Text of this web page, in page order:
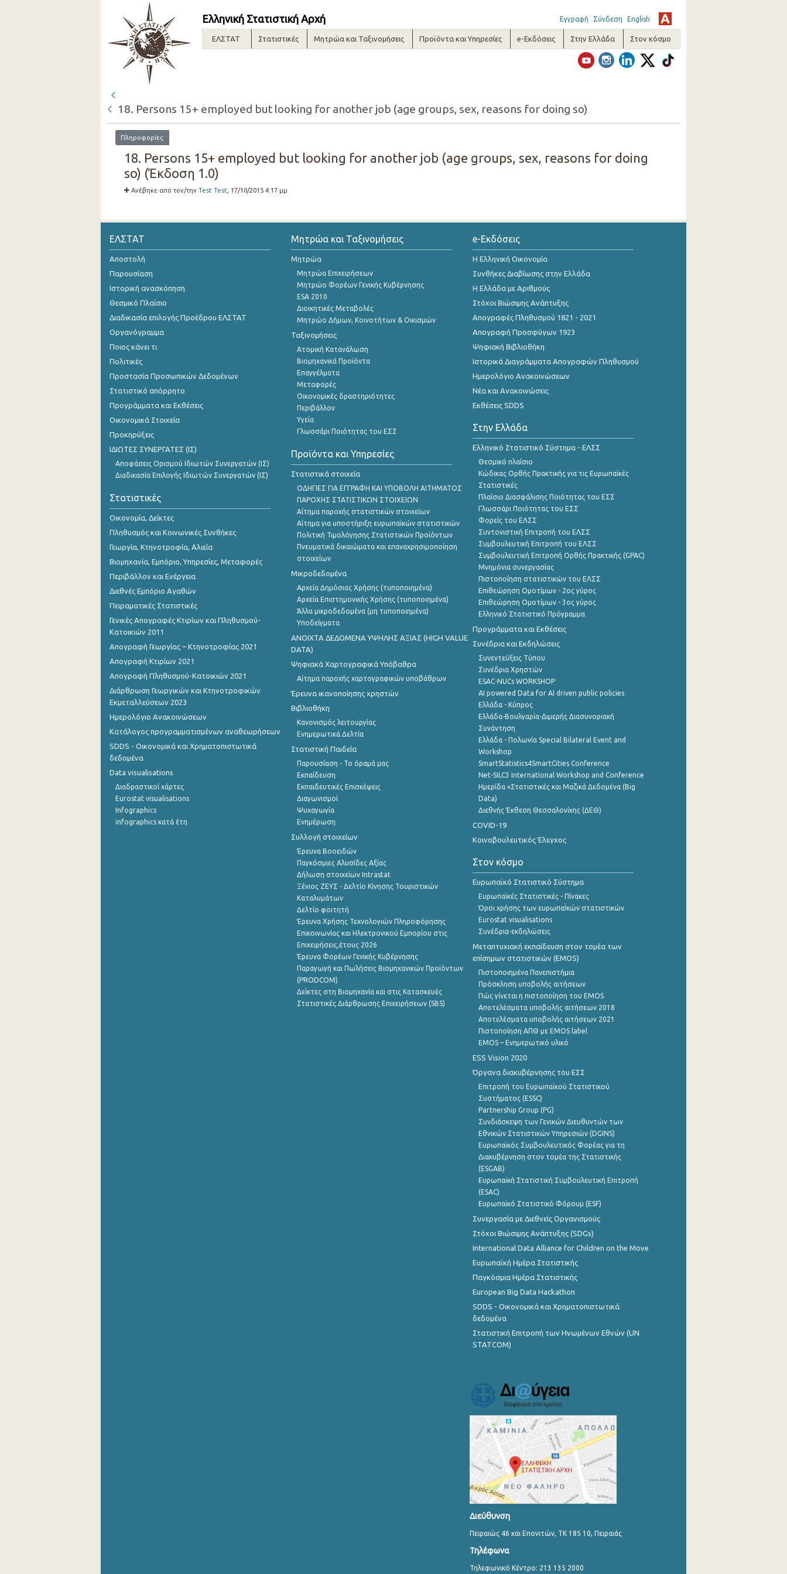
Ελληνική Στατιστική Αρχή Εγγραφή Σύνδεση English
ΕΛΣΤΑΤ Στατιστικές Μητρώα και Ταξινομήσεις Προϊόντα και Υπηρεσίες e-Εκδόσεις Στην Ελλάδα Στον κόσμο
18. Persons 15+ employed but looking for another job (age groups, sex, reasons for doing so)
Πληροφορίες
18. Persons 15+ employed but looking for another job (age groups, sex, reasons for doing
so) (Έκδοση 1.0)
Ανέβηκε από τον/την Test Test , 17/10/2015 4:17 μμ
ΕΛΣΤΑΤ
Αποστολή
Παρουσίαση
Ιστορική ανασκόπηση
Θεσμικό Πλαίσιο
Διαδικασία επιλογής Προέδρου ΕΛΣΤΑΤ
Οργανόγραμμα
Ποιος κάνει τι
Πολιτικές
Προστασία Προσωπικών Δεδομένων
Στατιστικό απόρρητο
Προγράμματα και Εκθέσεις
Οικονομικά Στοιχεία
Προκηρύξεις
ΙΔΙΩΤΕΣ ΣΥΝΕΡΓΑΤΕΣ (ΙΣ)
Αποφάσεις Ορισμού Ιδιωτών Συνεργατών (ΙΣ)
Διαδικασία Επιλογής Ιδιωτών Συνεργατών (ΙΣ)
Στατιστικές
Οικονομία, Δείκτες
Πληθυσμός και Κοινωνικές Συνθήκες
Γεωργία, Κτηνοτροφία, Αλιεία
Βιομηχανία, Εμπόριο, Υπηρεσίες, Μεταφορές
Περιβάλλον και Ενέργεια
Διεθνές Εμπόριο Αγαθών
Πειραματικές Στατιστικές
Γενικές Απογραφές Κτιρίων και Πληθυσμού-
Κατοικιών 2011
Απογραφή Γεωργίας – Κτηνοτροφίας 2021
Απογραφή Κτιρίων 2021
Απογραφή Πληθυσμού-Κατοικιών 2021
Διάρθρωση Γεωργικών και Κτηνοτροφικών
Εκμεταλλεύσεων 2023
Ημερολόγιο Ανακοινώσεων
Κατάλογος προγραμματισμένων αναθεωρήσεων
SDDS - Οικονομικά και Χρηματοπιστωτικά
δεδομένα
Data visualisations
Διαδραστικοί χάρτες
Eurostat visualisations
Infographics
infographics κατά έτη
Μητρώα και Ταξινομήσεις
Μητρώα
Μητρώα Επιχειρήσεων
Μητρώο Φορέων Γενικής Κυβέρνησης
ESA 2010
Διοικητικές Μεταβολές
Μητρώο Δήμων, Κοινοτήτων & Οικισμών
Ταξινομήσεις
Ατομική Κατανάλωση
Βιομηχανικά Προϊόντα
Επαγγέλματα
Μεταφορές
Οικονομικές δραστηριότητες
Περιβάλλον
Υγεία
Γλωσσάρι Ποιότητας του ΕΣΣ
Προϊόντα και Υπηρεσίες
Στατιστικά στοιχεία
ΟΔΗΓΙΕΣ ΓΙΑ ΕΓΓΡΑΦΗ ΚΑΙ ΥΠΟΒΟΛΗ ΑΙΤΗΜΑΤΟΣ
ΠΑΡΟΧΗΣ ΣΤΑΤΙΣΤΙΚΩΝ ΣΤΟΙΧΕΙΩΝ
Αίτημα παροχής στατιστικών στοιχείων
Αίτημα για υποστήριξη ευρωπαϊκών στατιστικών
Πολιτική Τιμολόγησης Στατιστικών Προϊόντων
Πνευματικά δικαιώματα και επαναχρησιμοποίηση
στοιχείων
Μικροδεδομένα
Αρχεία Δημόσιας Χρήσης (τυποποιημένα)
Αρχεία Επιστημονικής Χρήσης (τυποποιημένα)
Άλλα μικροδεδομένα (μη τυποποιημένα)
Υποδείγματα
ANOIXTA ΔΕΔΟΜΕΝΑ ΥΨΗΛΗΣ ΑΞΙΑΣ (HIGH VALUE
DATA)
Ψηφιακά Χαρτογραφικά Υπόβαθρα
Αίτημα παροχής χαρτογραφικών υποβάθρων
Έρευνα ικανοποίησης χρηστών
Βιβλιοθήκη
Κανονισμός λειτουργίας
Ενημερωτικά Δελτία
Στατιστική Παιδεία
Παρουσίαση - Το όραμά μας
Εκπαίδευση
Εκπαιδευτικές Επισκέψεις
Διαγωνισμοί
Ψυχαγωγία
Ενημέρωση
Συλλογή στοιχείων
Έρευνα Βοοειδών
Παγκόσμιες Αλυσίδες Αξίας
Δήλωση στοιχείων Intrastat
Ξένιος ΖΕΥΣ - Δελτίο Κίνησης Τουριστικών
Καταλυμάτων
Δελτίο φοιτητή
Έρευνα Χρήσης Τεχνολογιών Πληροφόρησης
Επικοινωνίας και Ηλεκτρονικού Εμπορίου στις
Επιχειρήσεις,έτους 2026
Έρευνα Φορέων Γενικής Κυβέρνησης
Παραγωγή και Πωλήσεις Βιομηχανικών Προϊόντων
(PRODCOM)
Δείκτες στη Βιομηχανία και στις Κατασκευές
Στατιστικές Διάρθρωσης Επιχειρήσεων (SBS)
e-Εκδόσεις
Η Ελληνική Οικονομία
Συνθήκες Διαβίωσης στην Ελλάδα
Η Ελλάδα με Αριθμούς
Στόχοι Βιώσιμης Ανάπτυξης
Απογραφές Πληθυσμού 1821 - 2021
Απογραφή Προσφύγων 1923
Ψηφιακή Βιβλιοθήκη
Ιστορικά Διαγράμματα Απογραφών Πληθυσμού
Ημερολόγιο Ανακοινώσεων
Νέα και Ανακοινώσεις
Εκθέσεις SDDS
Στην Ελλάδα
Ελληνικό Στατιστικό Σύστημα - ΕΛΣΣ
Θεσμικό πλαίσιο
Κώδικας Ορθής Πρακτικής για τις Ευρωπαϊκές
Στατιστικές
Πλαίσιο Διασφάλισης Ποιότητας του ΕΣΣ
Γλωσσάρι Ποιότητας του ΕΣΣ
Φορείς του ΕΛΣΣ
Συντονιστική Επιτροπή του ΕΛΣΣ
Συμβουλευτική Επιτροπή του ΕΛΣΣ
Συμβουλευτική Επιτροπή Ορθής Πρακτικής (GPAC)
Μνημόνια συνεργασίας
Πιστοποίηση στατιστικών του ΕΛΣΣ
Επιθεώρηση Ομοτίμων - 2ος γύρος
Επιθεώρηση Ομοτίμων - 3ος γύρος
Ελληνικό Στατιστικό Πρόγραμμα
Προγράμματα και Εκθέσεις
Συνέδρια και Εκδηλώσεις
Συνεντεύξεις Τύπου
Συνέδρια Χρηστών
ESAC-NUCs WORKSHOP
AI powered Data for AI driven public policies
Ελλάδα - Κύπρος
Ελλάδα-Βουλγαρία-Διμερής Διασυνοριακή
Συνάντηση
Ελλάδα - Πολωνία Special Bilateral Event and
Workshop
SmartStatistics4SmartCities Conference
Net-SILC3 International Workshop and Conference
Ημερίδα «Στατιστικές και Μαζικά Δεδομένα (Big
Data)
Διεθνής Έκθεση Θεσσαλονίκης (ΔΕΘ)
COVID-19
Κοινοβουλευτικός Έλεγχος
Στον κόσμο
Ευρωπαϊκό Στατιστικό Σύστημα
Ευρωπαϊκές Στατιστικές - Πίνακες
Όροι χρήσης των ευρωπαΪκών στατιστικών
Eurostat visualisations
Συνέδρια-εκδηλώσεις
Μεταπτυχιακή εκπαίδευση στον τομέα των
επίσημων στατιστικών (EMOS)
Πιστοποιημένα Πανεπιστήμια
Πρόσκληση υποβολής αιτήσεων
Πώς γίνεται η πιστοποίηση του EMOS
Αποτελέσματα υποβολής αιτήσεων 2018
Αποτελέσματα υποβολής αιτήσεων 2021
Πιστοποίηση ΑΠΘ με EMOS label
EMOS – Ενημερωτικό υλικό
ESS Vision 2020
Όργανα διακυβέρνησης του ΕΣΣ
Επιτροπή του Ευρωπαϊκού Στατιστικού
Συστήματος (ESSC)
Partnership Group (PG)
Συνδιάσκεψη των Γενικών Διευθυντών των
Εθνικών Στατιστικών Υπηρεσιών (DGINS)
Ευρωπαϊκός Συμβουλευτικός Φορέας για τη
Διακυβέρνηση στον τομέα της Στατιστικής
(ESGAB)
Ευρωπαϊκή Στατιστική Συμβουλευτική Επιτροπή
(ESAC)
Ευρωπαϊκό Στατιστικό Φόρουμ (ESF)
Συνεργασία με Διεθνείς Οργανισμούς
Στόχοι Βιώσιμης Ανάπτυξης (SDGs)
International Data Alliance for Children on the Move
Ευρωπαϊκή Ημέρα Στατιστικής
Παγκόσμια Ημέρα Στατιστικής
European Big Data Hackathon
SDDS - Οικονομικά και Χρηματοπιστωτικά
δεδομένα
Στατιστική Επιτροπή των Ηνωμένων Εθνών (UN
STATCOM)
Διεύθυνση
Πειραιώς 46 και Επονιτών, ΤΚ 185 10, Πειραιάς
Τηλέφωνα
Τηλεφωνικό Κέντρο: 213 135 2000